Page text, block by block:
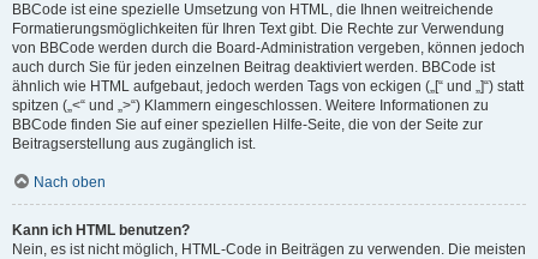
BBCode ist eine spezielle Umsetzung von HTML, die Ihnen weitreichende
Formatierungsmöglichkeiten für Ihren Text gibt. Die Rechte zur Verwendung
von BBCode werden durch die Board-Administration vergeben, können jedoch
auch durch Sie für jeden einzelnen Beitrag deaktiviert werden. BBCode ist
ähnlich wie HTML aufgebaut, jedoch werden Tags von eckigen („[“ und „]“) statt
spitzen („<“ und „>“) Klammern eingeschlossen. Weitere Informationen zu
BBCode finden Sie auf einer speziellen Hilfe-Seite, die von der Seite zur
Beitragserstellung aus zugänglich ist.
Nach oben
Kann ich HTML benutzen?
Nein, es ist nicht möglich, HTML-Code in Beiträgen zu verwenden. Die meisten